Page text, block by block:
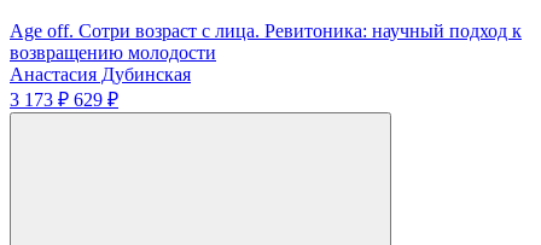
Age off. Сотри возраст с лица. Ревитоника: научный подход к
возвращению молодости
Анастасия Дубинская
3 173 ₽ 629 ₽